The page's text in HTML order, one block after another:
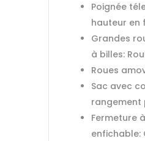
Poignée
hauteur en
Grandes
à billes:
Roues
Sac avec
rangement
Fermeture
enfichable: